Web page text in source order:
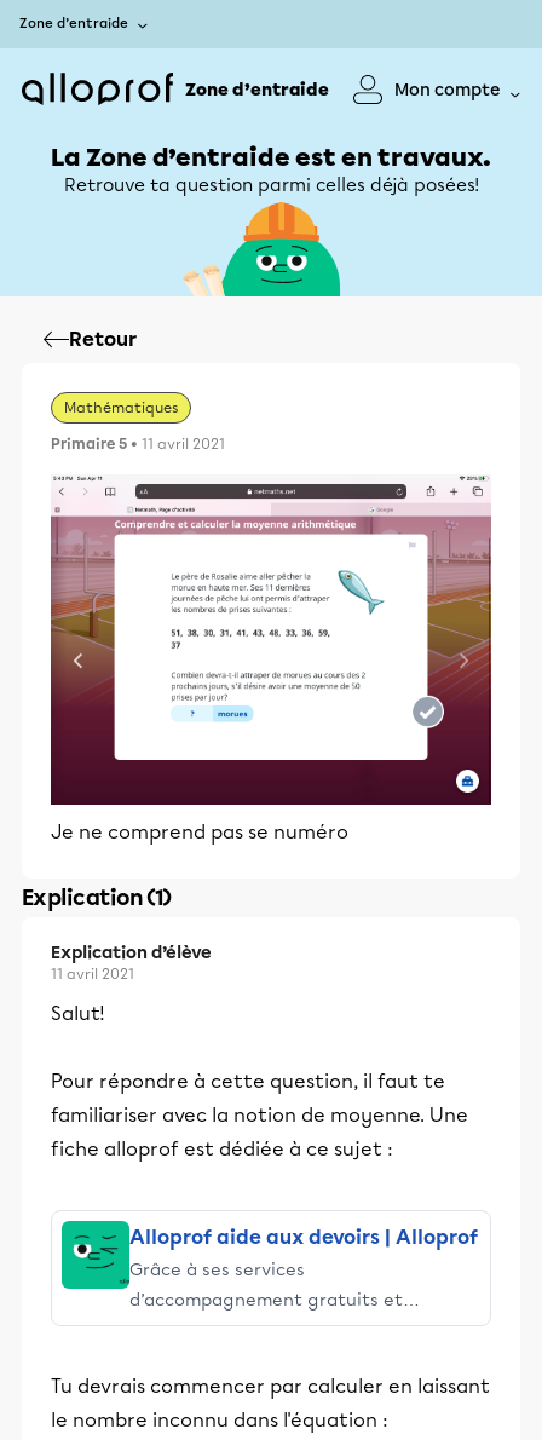
Zone d’entraide
Zone d’entraide Mon compte
La Zone d’entraide est en travaux.
Retrouve ta question parmi celles déjà posées!
Retour
Mathématiques
Primaire 5 • 11 avril 2021
Je ne comprend pas se numéro
Explication (1)
Explication d’élève
11 avril 2021
Salut!
Pour répondre à cette question, il faut te
familiariser avec la notion de moyenne. Une
fiche alloprof est dédiée à ce sujet :
Alloprof aide aux devoirs | Alloprof
Grâce à ses services
d’accompagnement gratuits et
stimulants, Alloprof engage les élèves
éducative.
Tu devrais commencer par calculer en laissant
le nombre inconnu dans l'équation :